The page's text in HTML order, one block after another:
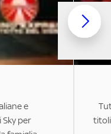
e
per
titoli